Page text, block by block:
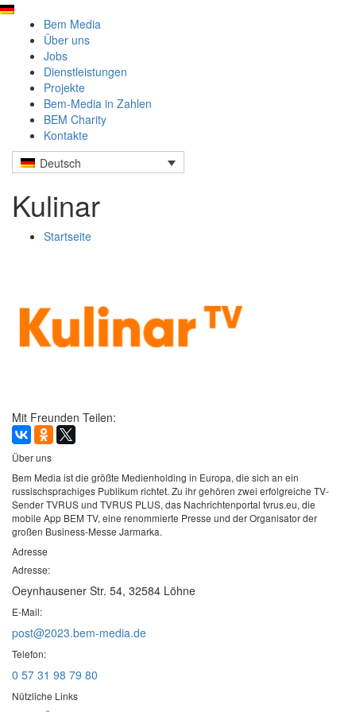
Bem Media
Über uns
Jobs
Dienstleistungen
Projekte
Bem-Media in Zahlen
BEM Charity
Kontakte
Deutsch
Kulinar
Startseite
Mit Freunden Teilen:
Über uns
Bem Media ist die größte Medienholding in Europa, die sich an ein
russischsprachiges Publikum richtet. Zu ihr gehören zwei erfolgreiche TV-
Sender TVRUS und TVRUS PLUS, das Nachrichtenportal tvrus.eu, die
mobile App BEM TV, eine renommierte Presse und der Organisator der
großen Business-Messe Jarmarka.
Adresse
Adresse:
Oeynhausener Str. 54, 32584 Löhne
E-Mail:
post@2023.bem-media.de
Telefon:
0 57 31 98 79 80
Nützliche Links